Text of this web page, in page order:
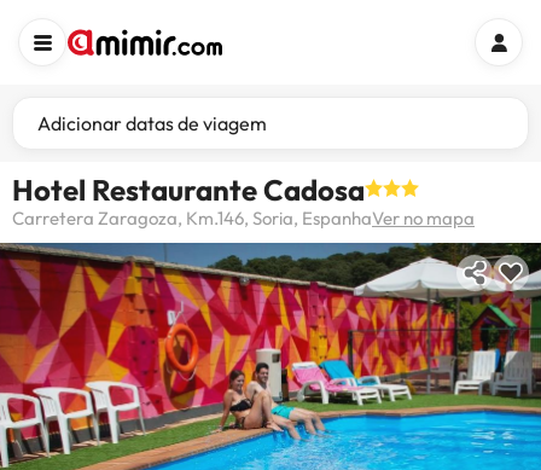
Adicionar datas de viagem
Hotel Restaurante Cadosa
Carretera Zaragoza, Km.146, Soria, EspanhaVer no mapa